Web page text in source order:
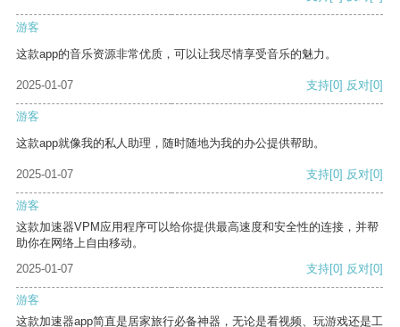
游客
这款app的音乐资源非常优质，可以让我尽情享受音乐的魅力。
2025-01-07 支持[0] 反对[0]
游客
这款app就像我的私人助理，随时随地为我的办公提供帮助。
2025-01-07 支持[0] 反对[0]
游客
这款加速器VPM应用程序可以给你提供最高速度和安全性的连接，并帮
助你在网络上自由移动。
2025-01-07
支持[0] 反对[0]
游客
这款加速器app简直是居家旅行必备神器，无论是看视频、玩游戏还是工